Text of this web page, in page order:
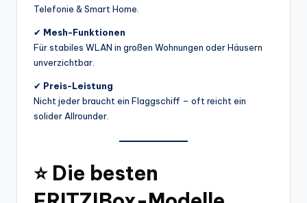
Telefonie & Smart Home.
✔ Mesh-Funktionen
Für stabiles WLAN in großen Wohnungen oder Häusern
unverzichtbar.
✔ Preis-Leistung
Nicht jeder braucht ein Flaggschiff – oft reicht ein
solider Allrounder.
⭐ Die besten